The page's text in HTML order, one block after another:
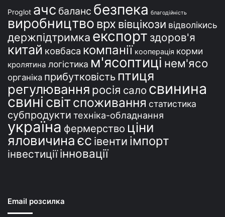
Proglot ачс баланс безпека благодійність
виробництво врх вівцікози відволікись
держпідтримка експорт здоров'я
китай ковбаса компанії кооперація корми
кролятина логістика м'ясоптиці нем'ясо
органіка прибутковість птиця
регулювання росія сало свинина
свині світспоживання статистика
субпродукти техніка-обладнання
україна фермерство ціни
яловичинаєс івенти імпорт
інвестиції інновації
Email розсилка